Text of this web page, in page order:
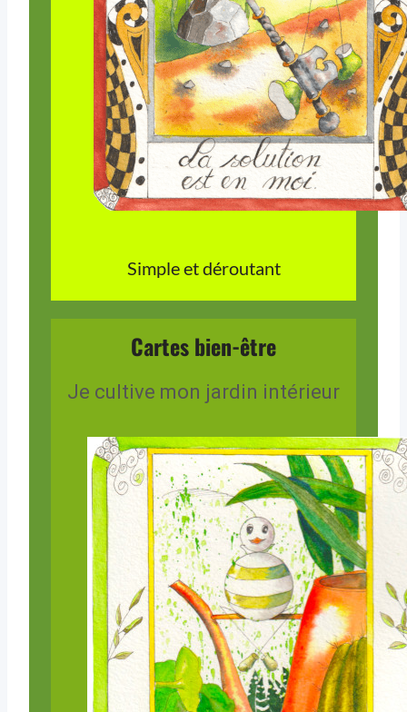
Simple et déroutant
Cartes bien-être
Je cultive mon jardin intérieur